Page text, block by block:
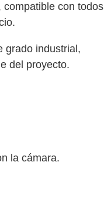
con todos
grado industrial,
del proyecto.
la cámara.